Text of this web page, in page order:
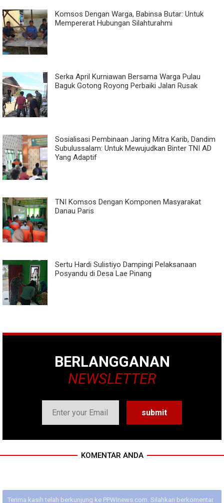
Komsos Dengan Warga, Babinsa Butar: Untuk
Mempererat Hubungan Silahturahmi
Serka April Kurniawan Bersama Warga Pulau
Baguk Gotong Royong Perbaiki Jalan Rusak
Sosialisasi Pembinaan Jaring Mitra Karib, Dandim
Subulussalam: Untuk Mewujudkan Binter TNI AD
Yang Adaptif
TNI Komsos Dengan Komponen Masyarakat
Danau Paris
Sertu Hardi Sulistiyo Dampingi Pelaksanaan
Posyandu di Desa Lae Pinang
BERLANGGANAN
NEWSLETTER
KOMENTAR ANDA
Terima kasih telah berkunjung ke PPWInews.com. Silahkan berkomentar